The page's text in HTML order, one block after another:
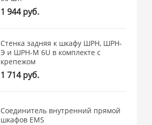
1 944 руб.
Стенка задняя к шкафу ШРН, ШРН-
Э и ШРН-М 6U в комплекте с
крепежом
1 714 руб.
Соединитель внутренний прямой
шкафов EMS